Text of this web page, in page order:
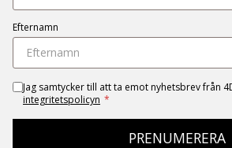
Efternamn
Jag samtycker till att ta emot nyhetsbrev från
integritetspolicyn *
PRENUMERERA